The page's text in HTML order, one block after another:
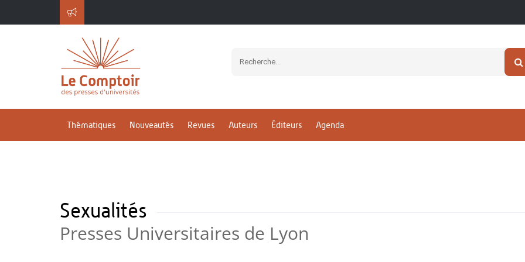
Thématiques Nouveautés Revues Auteurs Éditeurs Agenda
Sexualités
Presses Universitaires de Lyon